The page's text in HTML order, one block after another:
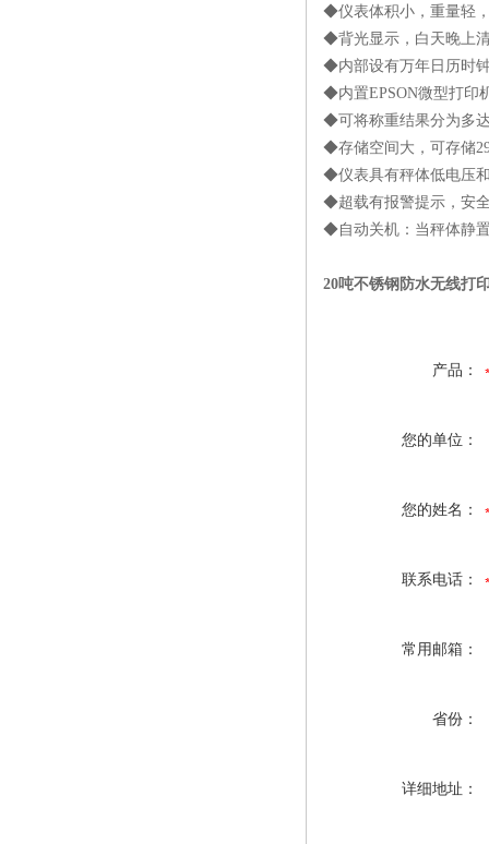
◆仪表体积小，重量轻
◆背光显示，白天晚上
◆内部设有万年日历时
◆内置EPSON微型打印
◆可将称重结果分为多
◆存储空间大，可存储
◆仪表具有秤体低电压
◆超载有报警提示，安
◆自动关机：当秤体静
20吨不锈钢防水无线打
产品：
您的单位：
您的姓名：
联系电话：
常用邮箱：
省份：
详细地址：